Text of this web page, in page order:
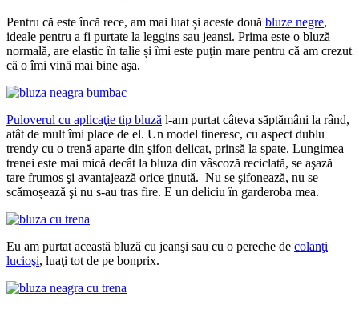
Pentru că este încă rece, am mai luat și aceste două bluze negre,
ideale pentru a fi purtate la leggins sau jeansi. Prima este o bluză
normală, are elastic în talie și îmi este puţin mare pentru că am crezut
că o îmi vină mai bine aşa.
Puloverul cu aplicaţie tip bluză l-am purtat câteva săptămâni la rând,
atât de mult îmi place de el. Un model tineresc, cu aspect dublu
trendy cu o trenă aparte din şifon delicat, prinsă la spate. Lungimea
trenei este mai mică decât la bluza din vâscoză reciclată, se aşază
tare frumos şi avantajează orice ţinută. Nu se şifonează, nu se
scămoșează şi nu s-au tras fire. E un deliciu în garderoba mea.
Eu am purtat această bluză cu jeanşi sau cu o pereche de colanţi
lucioşi, luaţi tot de pe bonprix.